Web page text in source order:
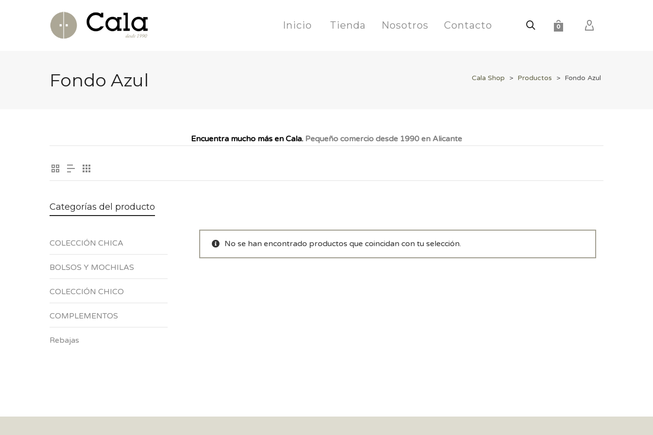
0
Inicio Tienda Nosotros Contacto
Fondo Azul Cala Shop > Productos > Fondo Azul
Encuentra mucho más en Cala. Pequeño comercio desde 1990 en Alicante
No se han encontrado productos que coincidan con tu selección.
Categorías del producto
COLECCIÓN CHICA
BOLSOS Y MOCHILAS
COLECCIÓN CHICO
COMPLEMENTOS
Rebajas